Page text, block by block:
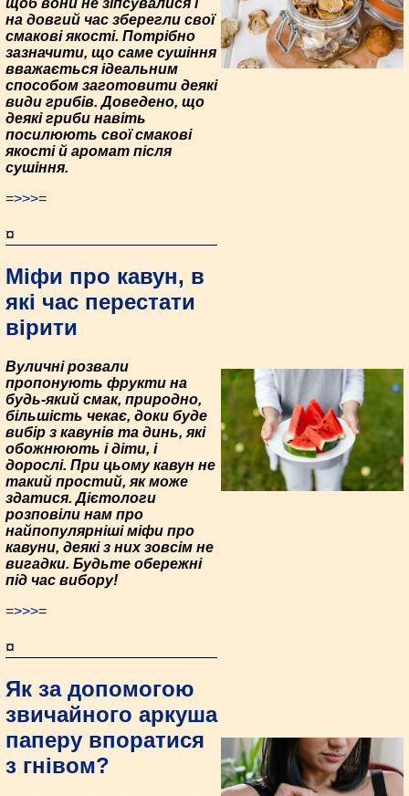
щоб вони не зіпсувалися і
на довгий час зберегли свої
смакові якості. Потрібно
зазначити, що саме сушіння
вважається ідеальним
способом заготовити деякі
види грибів. Доведено, що
деякі гриби навіть
посилюють свої смакові
якості й аромат після
сушіння.
=>>>=
¤
Міфи про кавун, в
які час перестати
вірити
Вуличні розвали
пропонують фрукти на
будь-який смак, природно,
більшість чекає, доки буде
вибір з кавунів та динь, які
обожнюють і діти, і
дорослі. При цьому кавун не
такий простий, як може
здатися. Дієтологи
розповіли нам про
найпопулярніші міфи про
кавуни, деякі з них зовсім не
вигадки. Будьте обережні
під час вибору!
=>>>=
¤
Як за допомогою
звичайного аркуша
паперу впоратися
з гнівом?